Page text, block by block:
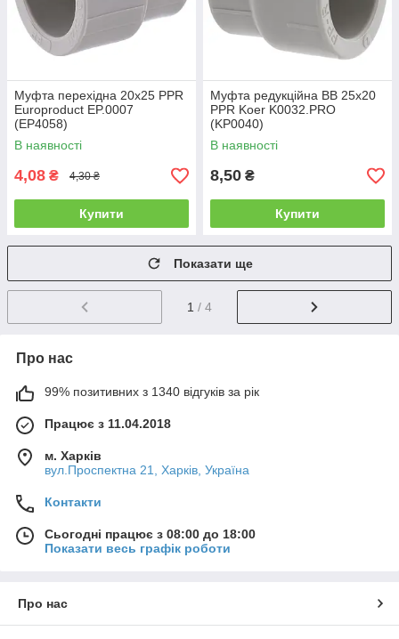
Муфта перехідна 20x25 PPR
Europroduct EP.0007
(EP4058)
В наявності
4,08 ₴ 4,30 ₴
Купити
Муфта редукційна ВВ 25x20
PPR Koer K0032.PRO
(KP0040)
В наявності
8,50 ₴
Купити
Показати ще
1 / 4
Про нас
99% позитивних з 1340 відгуків за рік
Працює з 11.04.2018
м. Харків
вул.Проспектна 21, Харків, Україна
Контакти
Сьогодні працює з 08:00 до 18:00
Показати весь графік роботи
Про нас